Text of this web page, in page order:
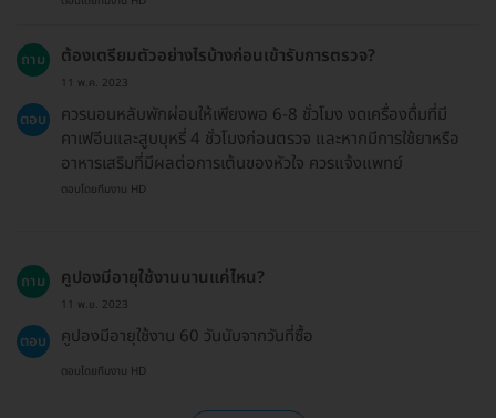
ถาม ต้องเตรียมตัวอย่างไรบ้างก่อนเข้ารับการตรวจ?
11 พ.ค. 2023
ตอบ
ควรนอนหลับพักผ่อนให้เพียงพอ 6-8 ชั่วโมง งดเครื่องดื่มที่มี
คาเฟอีนและสูบบุหรี่ 4 ชั่วโมงก่อนตรวจ และหากมีการใช้ยาหรือ
อาหารเสริมที่มีผลต่อการเต้นของหัวใจ ควรแจ้งแพทย์
ตอบโดยทีมงาน HD
ถาม คูปองมีอายุใช้งานนานแค่ไหน?
11 พ.ย. 2023
ตอบ คูปองมีอายุใช้งาน 60 วันนับจากวันที่ซื้อ
ตอบโดยทีมงาน HD